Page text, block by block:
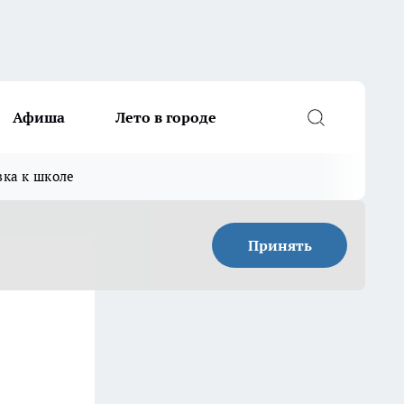
Афиша Лето в городе
к школе
Принять